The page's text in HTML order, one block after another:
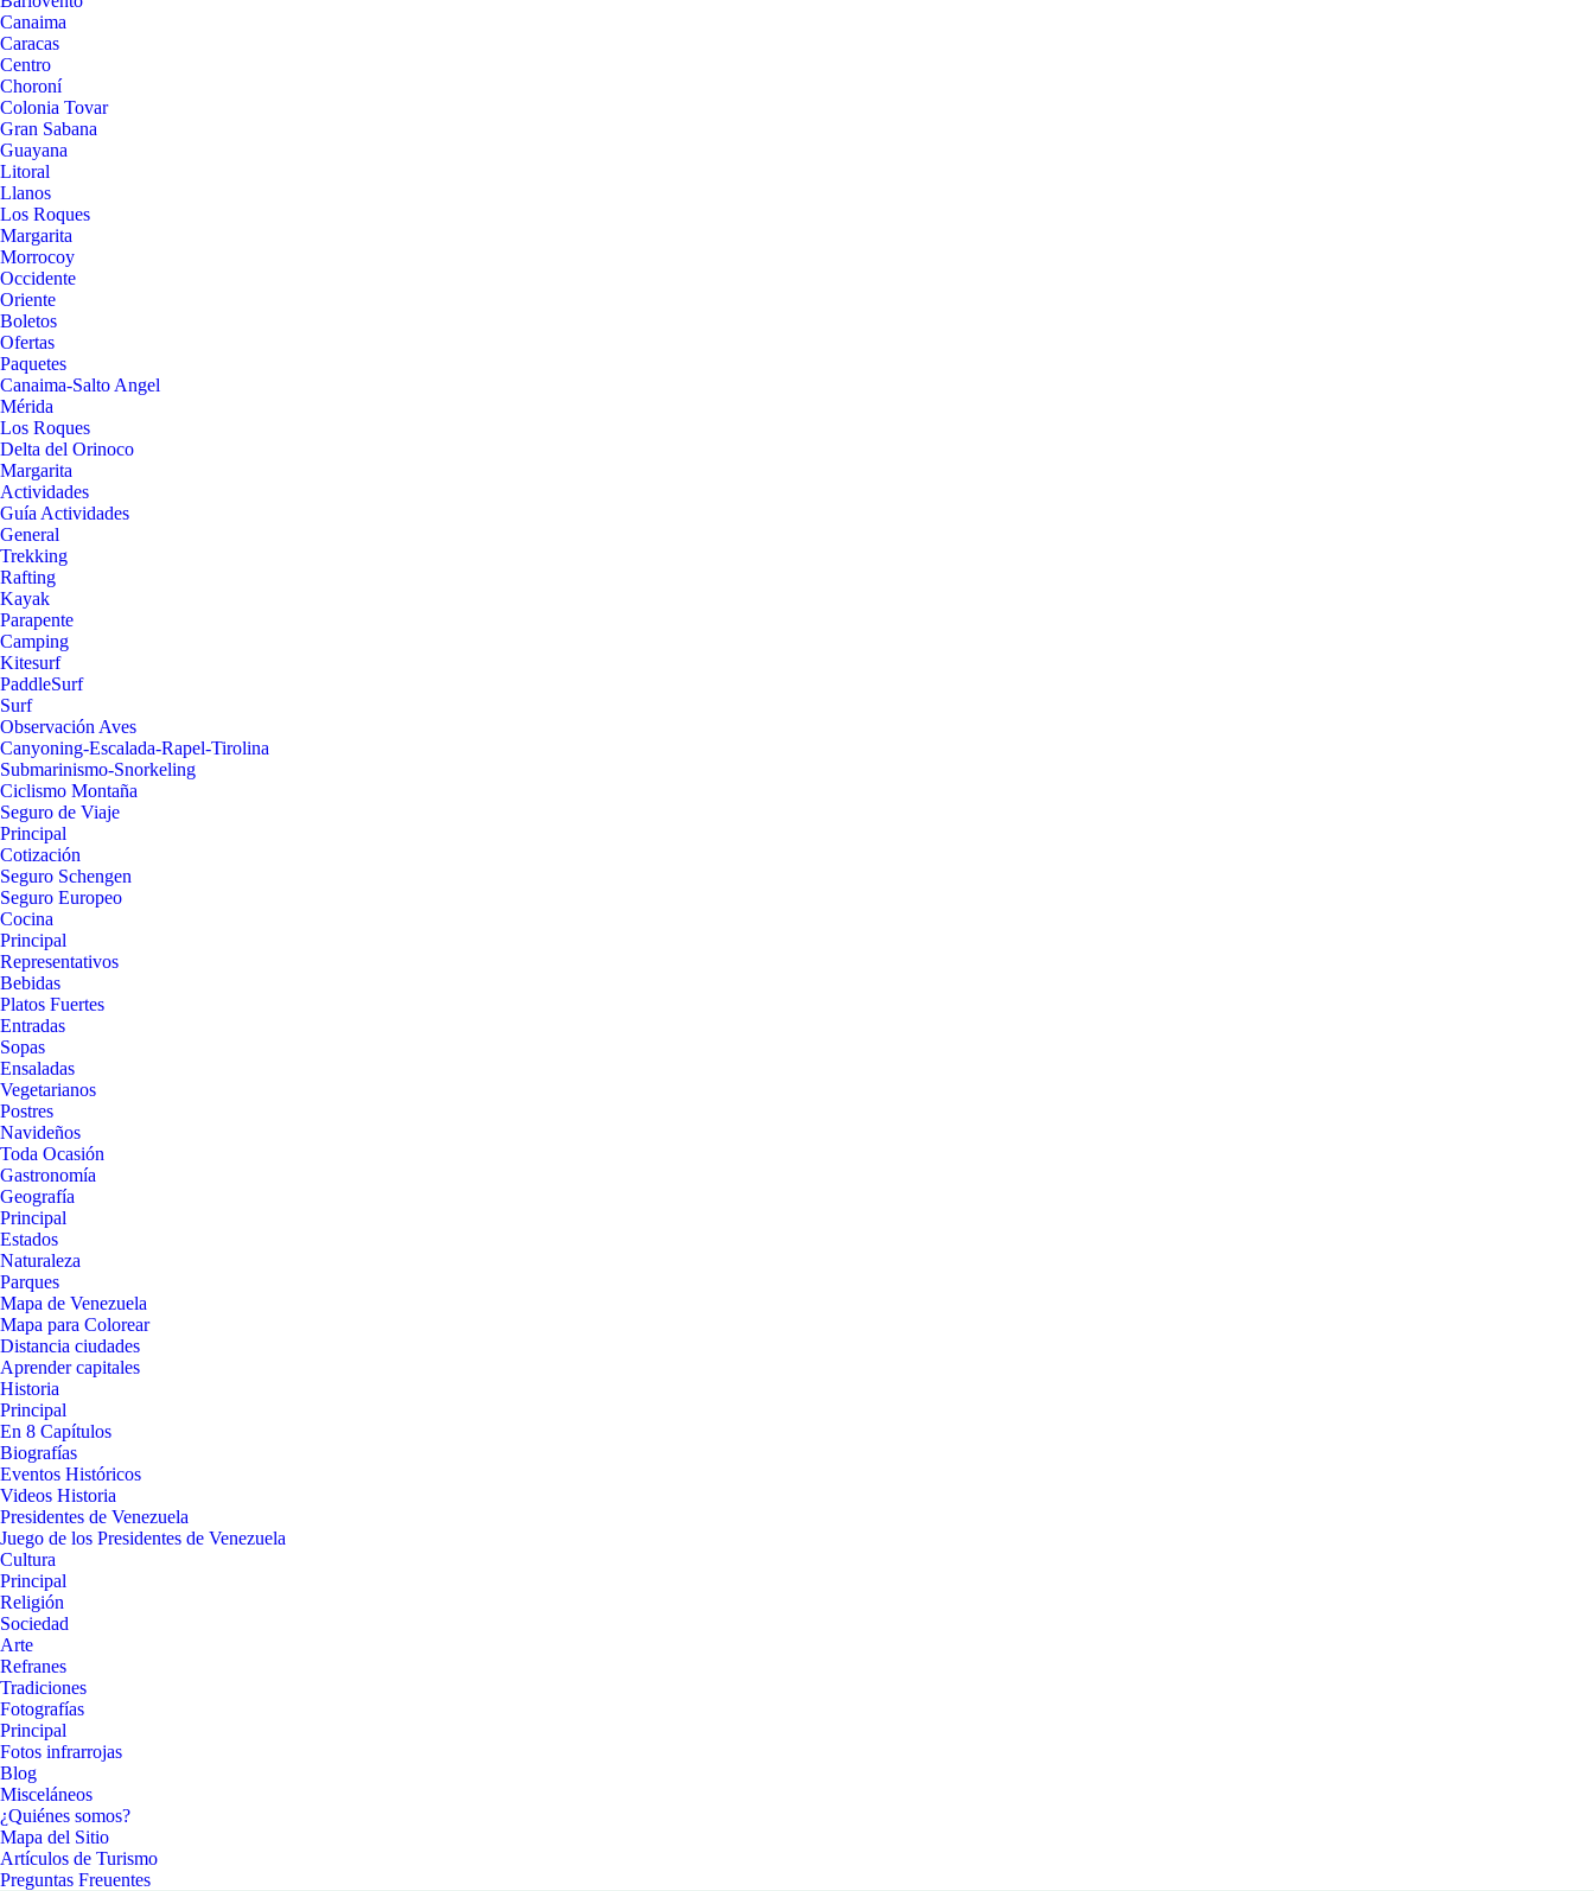
Canaima
Caracas
Centro
Choroní
Colonia Tovar
Gran Sabana
Guayana
Litoral
Llanos
Los Roques
Margarita
Morrocoy
Occidente
Oriente
Boletos
Ofertas
Paquetes
Canaima-Salto Angel
Mérida
Los Roques
Delta del Orinoco
Margarita
Actividades
Guía Actividades
General
Trekking
Rafting
Kayak
Parapente
Camping
Kitesurf
PaddleSurf
Surf
Observación Aves
Canyoning-Escalada-Rapel-Tirolina
Submarinismo-Snorkeling
Ciclismo Montaña
Seguro de Viaje
Principal
Cotización
Seguro Schengen
Seguro Europeo
Cocina
Principal
Representativos
Bebidas
Platos Fuertes
Entradas
Sopas
Ensaladas
Vegetarianos
Postres
Navideños
Toda Ocasión
Gastronomía
Geografía
Principal
Estados
Naturaleza
Parques
Mapa de Venezuela
Mapa para Colorear
Distancia ciudades
Aprender capitales
Historia
Principal
En 8 Capítulos
Biografías
Eventos Históricos
Videos Historia
Presidentes de Venezuela
Juego de los Presidentes de Venezuela
Cultura
Principal
Religión
Sociedad
Arte
Refranes
Tradiciones
Fotografías
Principal
Fotos infrarrojas
Blog
Misceláneos
¿Quiénes somos?
Mapa del Sitio
Artículos de Turismo
Preguntas Freuentes